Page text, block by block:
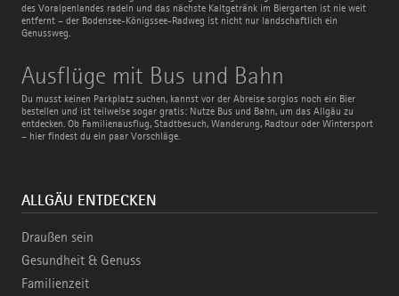
des Voralpenlandes radeln und das nächste Kaltgetränk im Biergarten ist nie weit
entfernt – der Bodensee-Königssee-Radweg ist nicht nur landschaftlich ein
Genussweg.
Ausflüge mit Bus und Bahn
Du musst keinen Parkplatz suchen, kannst vor der Abreise sorglos noch ein Bier
bestellen und ist teilweise sogar gratis: Nutze Bus und Bahn, um das Allgäu zu
entdecken. Ob Familienausflug, Stadtbesuch, Wanderung, Radtour oder Wintersport
– hier findest du ein paar Vorschläge.
Ausflüge
mit
Bus
und
Bahn
ALLGÄU ENTDECKEN
Draußen sein
Gesundheit & Genuss
Familienzeit